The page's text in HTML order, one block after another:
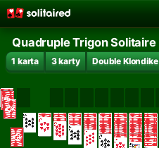
Quadruple Trigon Solitaire
1 karta 3 karty Double Klondike